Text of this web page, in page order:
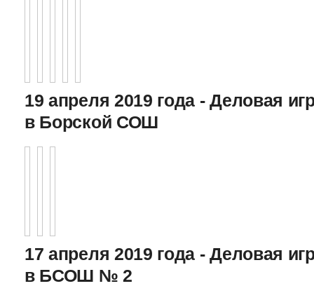
19 апреля 2019 года - Деловая
в Борской СОШ
17 апреля 2019 года - Деловая
в БСОШ № 2